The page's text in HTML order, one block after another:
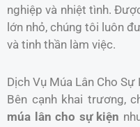
nghiệp và nhiệt tình.
lớn nhỏ, chúng tôi luôn
và tinh thần làm việc.
Dịch Vụ Múa Lân Cho Sự
Bên cạnh khai trương,
múa lân cho sự kiện